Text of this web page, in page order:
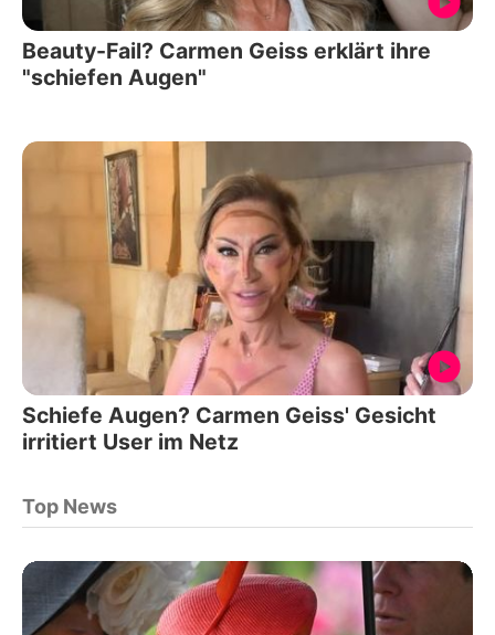
Beauty-Fail? Carmen Geiss erklärt ihre
"schiefen Augen"
Schiefe Augen? Carmen Geiss' Gesicht
irritiert User im Netz
Top News